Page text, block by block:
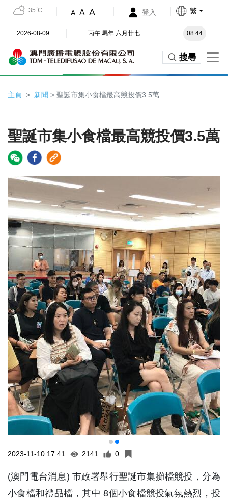
35˚C A A A 登入 繁
2026-08-09 丙午 馬年 六月廿七 08:44
搜尋
主頁 新聞 > 聖誕市集小食檔最高競投價3.5萬
聖誕市集小食檔最高競投價3.5萬
2023-11-10 17:41 2141 0
(澳門電台消息) 市政署舉行聖誕市集攤檔競投，分為
小食檔和禮品檔，其中 8個小食檔競投氣氛熱烈，投